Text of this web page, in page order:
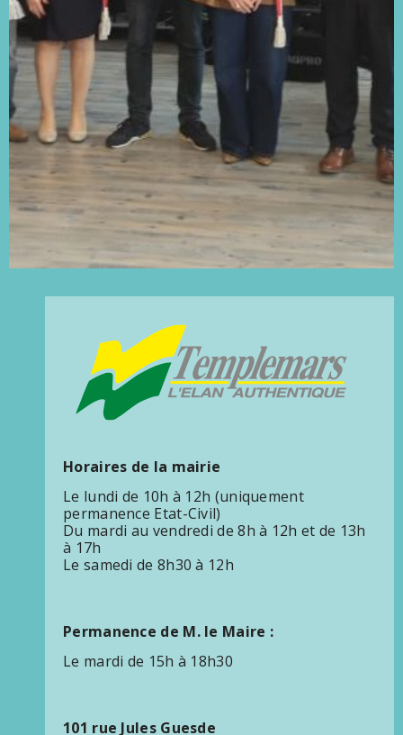
Horaires de la mairie
Le lundi de 10h à 12h (uniquement
permanence Etat-Civil)
Du mardi au vendredi de 8h à 12h et de 13h
à 17h
Le samedi de 8h30 à 12h
Permanence de M. le Maire :
Le mardi de 15h à 18h30
101 rue Jules Guesde